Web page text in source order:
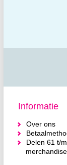
Informatie
Over ons
Delen 61 t/
merchandise